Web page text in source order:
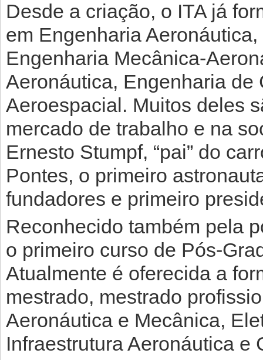
Desde a criação, o ITA já
em Engenharia
Engenharia Mecânica-
Aeronáutica, Engenharia
Aeroespacial. Muitos deles
mercado de trabalho e na
Ernesto Stumpf, “pai” do
Pontes, o primeiro
fundadores e primeiro
Reconhecido também pela
o primeiro curso de Pós-
Atualmente é oferecida a
mestrado, mestrado
Aeronáutica e Mecânica,
Infraestrutura Aeronáutica e